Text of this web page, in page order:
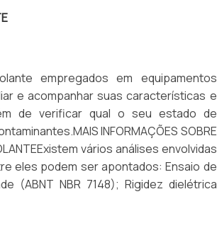
empregados em equipamentos
e acompanhar suas características e
de verificar qual o seu estado de
INFORMAÇÕES SOBRE
vários análises envolvidas
eles podem ser apontados: Ensaio de
(ABNT NBR 7148); Rigidez dielétrica